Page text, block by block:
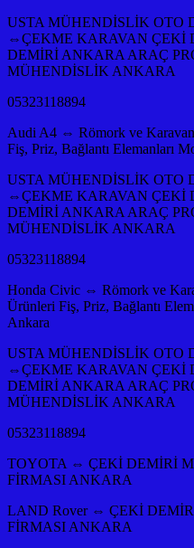
USTA MÜHENDİSLİK OTO
⇔ÇEKME KARAVAN ÇEKİ
DEMİRİ ANKARA ARAÇ
MÜHENDİSLİK ANKARA
05323118894
Audi A4 ⇔ Römork ve
Fiş, Priz, Bağlantı Elemanları
USTA MÜHENDİSLİK OTO
⇔ÇEKME KARAVAN ÇEKİ
DEMİRİ ANKARA ARAÇ
MÜHENDİSLİK ANKARA
05323118894
Honda Civic ⇔ Römork ve
Ürünleri Fiş, Priz, Bağlantı
Ankara
USTA MÜHENDİSLİK OTO
⇔ÇEKME KARAVAN ÇEKİ
DEMİRİ ANKARA ARAÇ
MÜHENDİSLİK ANKARA
05323118894
TOYOTA ⇔ ÇEKİ DEMİRİ
FİRMASI ANKARA
LAND Rover ⇔ ÇEKİ
FİRMASI ANKARA